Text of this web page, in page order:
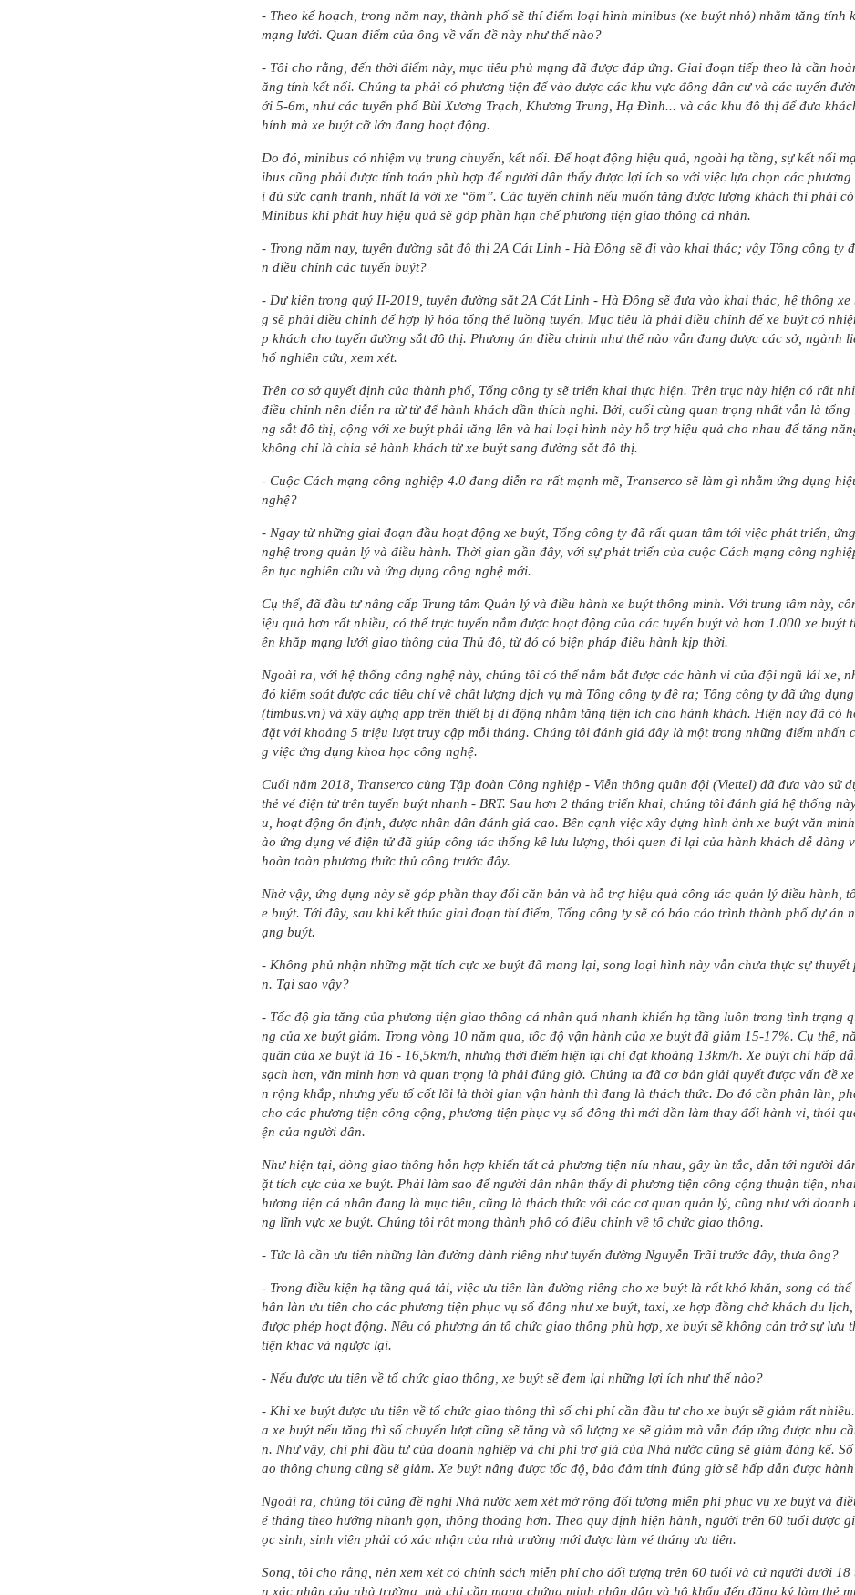
- Theo kế hoạch, trong năm nay, thành phố sẽ thí điểm loại hình minibus (xe buýt nhỏ) nhằm tăng tính
mạng lưới. Quan điểm của ông về vấn đề này như thế nào?
- Tôi cho rằng, đến thời điểm này, mục tiêu phủ mạng đã được đáp ứng. Giai đoạn tiếp theo là cần
ăng tính kết nối. Chúng ta phải có phương tiện để vào được các khu vực đông dân cư và các tuyến
ới 5-6m, như các tuyến phố Bùi Xương Trạch, Khương Trung, Hạ Đình... và các khu đô thị để đưa
hính mà xe buýt cỡ lớn đang hoạt động.
Do đó, minibus có nhiệm vụ trung chuyển, kết nối. Để hoạt động hiệu quả, ngoài hạ tầng, sự kết nối
ibus cũng phải được tính toán phù hợp để người dân thấy được lợi ích so với việc lựa chọn các phương
i đủ sức cạnh tranh, nhất là với xe “ôm”. Các tuyến chính nếu muốn tăng được lượng khách thì phải
Minibus khi phát huy hiệu quả sẽ góp phần hạn chế phương tiện giao thông cá nhân.
- Trong năm nay, tuyến đường sắt đô thị 2A Cát Linh - Hà Đông sẽ đi vào khai thác; vậy Tổng công ty
n điều chỉnh các tuyến buýt?
- Dự kiến trong quý II-2019, tuyến đường sắt 2A Cát Linh - Hà Đông sẽ đưa vào khai thác, hệ thống xe
g sẽ phải điều chỉnh để hợp lý hóa tổng thể luồng tuyến. Mục tiêu là phải điều chỉnh để xe buýt có
p khách cho tuyến đường sắt đô thị. Phương án điều chỉnh như thế nào vẫn đang được các sở, ngành
hố nghiên cứu, xem xét.
Trên cơ sở quyết định của thành phố, Tổng công ty sẽ triển khai thực hiện. Trên trục này hiện có rất
điều chỉnh nên diễn ra từ từ để hành khách dần thích nghi. Bởi, cuối cùng quan trọng nhất vẫn là
ng sắt đô thị, cộng với xe buýt phải tăng lên và hai loại hình này hỗ trợ hiệu quả cho nhau để tăng
không chỉ là chia sẻ hành khách từ xe buýt sang đường sắt đô thị.
- Cuộc Cách mạng công nghiệp 4.0 đang diễn ra rất mạnh mẽ, Transerco sẽ làm gì nhằm ứng dụng
nghệ?
- Ngay từ những giai đoạn đầu hoạt động xe buýt, Tổng công ty đã rất quan tâm tới việc phát triển,
nghệ trong quản lý và điều hành. Thời gian gần đây, với sự phát triển của cuộc Cách mạng công
ên tục nghiên cứu và ứng dụng công nghệ mới.
Cụ thể, đã đầu tư nâng cấp Trung tâm Quản lý và điều hành xe buýt thông minh. Với trung tâm này,
iệu quả hơn rất nhiều, có thể trực tuyến nắm được hoạt động của các tuyến buýt và hơn 1.000 xe buýt
ên khắp mạng lưới giao thông của Thủ đô, từ đó có biện pháp điều hành kịp thời.
Ngoài ra, với hệ thống công nghệ này, chúng tôi có thể nắm bắt được các hành vi của đội ngũ lái xe,
đó kiểm soát được các tiêu chí về chất lượng dịch vụ mà Tổng công ty đề ra; Tổng công ty đã ứng
(timbus.vn) và xây dựng app trên thiết bị di động nhằm tăng tiện ích cho hành khách. Hiện nay đã có
đặt với khoảng 5 triệu lượt truy cập mỗi tháng. Chúng tôi đánh giá đây là một trong những điểm nhấn
g việc ứng dụng khoa học công nghệ.
Cuối năm 2018, Transerco cùng Tập đoàn Công nghiệp - Viễn thông quân đội (Viettel) đã đưa vào sử
thẻ vé điện tử trên tuyến buýt nhanh - BRT. Sau hơn 2 tháng triển khai, chúng tôi đánh giá hệ thống
u, hoạt động ổn định, được nhân dân đánh giá cao. Bên cạnh việc xây dựng hình ảnh xe buýt văn
ào ứng dụng vé điện tử đã giúp công tác thống kê lưu lượng, thói quen đi lại của hành khách dễ dàng
hoàn toàn phương thức thủ công trước đây.
Nhờ vậy, ứng dụng này sẽ góp phần thay đổi căn bản và hỗ trợ hiệu quả công tác quản lý điều hành,
e buýt. Tới đây, sau khi kết thúc giai đoạn thí điểm, Tổng công ty sẽ có báo cáo trình thành phố dự án
ạng buýt.
- Không phủ nhận những mặt tích cực xe buýt đã mang lại, song loại hình này vẫn chưa thực sự thuyết
n. Tại sao vậy?
- Tốc độ gia tăng của phương tiện giao thông cá nhân quá nhanh khiến hạ tầng luôn trong tình trạng
ng của xe buýt giảm. Trong vòng 10 năm qua, tốc độ vận hành của xe buýt đã giảm 15-17%. Cụ thể,
quân của xe buýt là 16 - 16,5km/h, nhưng thời điểm hiện tại chỉ đạt khoảng 13km/h. Xe buýt chỉ hấp
sạch hơn, văn minh hơn và quan trọng là phải đúng giờ. Chúng ta đã cơ bản giải quyết được vấn đề
n rộng khắp, nhưng yếu tố cốt lõi là thời gian vận hành thì đang là thách thức. Do đó cần phân làn,
cho các phương tiện công cộng, phương tiện phục vụ số đông thì mới dần làm thay đổi hành vi, thói
ện của người dân.
Như hiện tại, dòng giao thông hỗn hợp khiến tất cả phương tiện níu nhau, gây ùn tắc, dẫn tới người
ặt tích cực của xe buýt. Phải làm sao để người dân nhận thấy đi phương tiện công cộng thuận tiện,
hương tiện cá nhân đang là mục tiêu, cũng là thách thức với các cơ quan quản lý, cũng như với doanh
ng lĩnh vực xe buýt. Chúng tôi rất mong thành phố có điều chỉnh về tổ chức giao thông.
- Tức là cần ưu tiên những làn đường dành riêng như tuyến đường Nguyễn Trãi trước đây, thưa ông?
- Trong điều kiện hạ tầng quá tải, việc ưu tiên làn đường riêng cho xe buýt là rất khó khăn, song có thể
hân làn ưu tiên cho các phương tiện phục vụ số đông như xe buýt, taxi, xe hợp đồng chở khách du
được phép hoạt động. Nếu có phương án tổ chức giao thông phù hợp, xe buýt sẽ không cản trở sự lưu
tiện khác và ngược lại.
- Nếu được ưu tiên về tổ chức giao thông, xe buýt sẽ đem lại những lợi ích như thế nào?
- Khi xe buýt được ưu tiên về tổ chức giao thông thì số chi phí cần đầu tư cho xe buýt sẽ giảm rất
a xe buýt nếu tăng thì số chuyến lượt cũng sẽ tăng và số lượng xe sẽ giảm mà vẫn đáp ứng được nhu
n. Như vậy, chi phí đầu tư của doanh nghiệp và chi phí trợ giá của Nhà nước cũng sẽ giảm đáng kể.
ao thông chung cũng sẽ giảm. Xe buýt nâng được tốc độ, bảo đảm tính đúng giờ sẽ hấp dẫn được
Ngoài ra, chúng tôi cũng đề nghị Nhà nước xem xét mở rộng đối tượng miễn phí phục vụ xe buýt và
é tháng theo hướng nhanh gọn, thông thoáng hơn. Theo quy định hiện hành, người trên 60 tuổi được
ọc sinh, sinh viên phải có xác nhận của nhà trường mới được làm vé tháng ưu tiên.
Song, tôi cho rằng, nên xem xét có chính sách miễn phí cho đối tượng trên 60 tuổi và cứ người dưới
n xác nhận của nhà trường, mà chỉ cần mang chứng minh nhân dân và hộ khẩu đến đăng ký làm thẻ